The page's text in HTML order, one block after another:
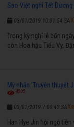
Sao Việt nghỉ Tết
03/01/2019 10:01:54 SA
Trong kỳ nghỉ lễ bốn
còn Hoa hậu Tiểu Vy,
Mỹ nhân 'Truyền thuyết
4505
03/01/2019 7:00:42 SA
Han Hye Jin hội ngộ